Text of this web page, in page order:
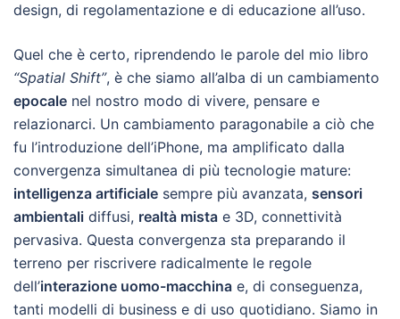
design, di regolamentazione e di educazione all’uso.
Quel che è certo, riprendendo le parole del mio libro
“Spatial Shift”, è che siamo all’alba di un cambiamento
epocale nel nostro modo di vivere, pensare e
relazionarci. Un cambiamento paragonabile a ciò che
fu l’introduzione dell’iPhone, ma amplificato dalla
convergenza simultanea di più tecnologie mature:
intelligenza artificiale sempre più avanzata, sensori
ambientali diffusi, realtà mista e 3D, connettività
pervasiva. Questa convergenza sta preparando il
terreno per riscrivere radicalmente le regole
dell’interazione uomo-macchina e, di conseguenza,
tanti modelli di business e di uso quotidiano. Siamo in